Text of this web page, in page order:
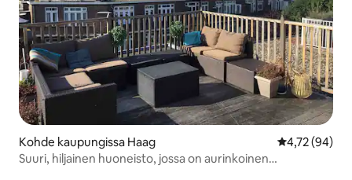
Kohde kaupungissa Haag
4,72 (94)
Suuri, hiljainen huoneisto, jossa on aurinkoinen